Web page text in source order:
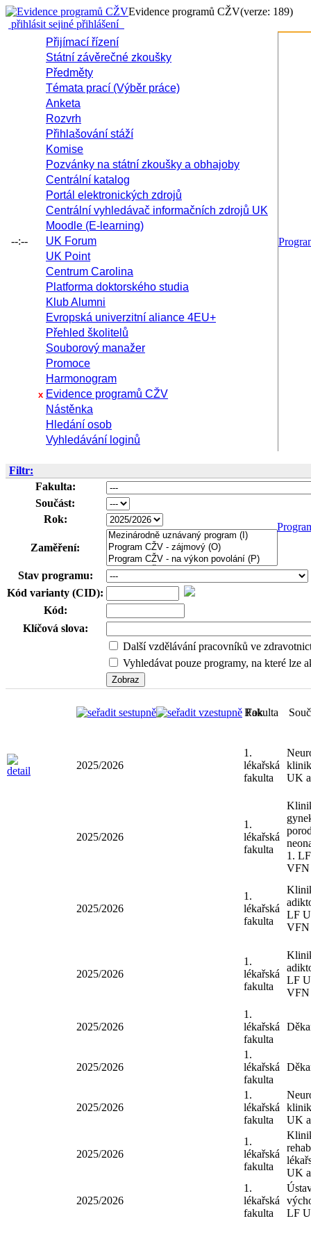
Evidence programů CŽV(verze: 189)
přihlásit sejiné přihlášení
--:--
Přijímací řízení
Státní závěrečné zkoušky
Předměty
Témata prací (Výběr práce)
Anketa
Rozvrh
Přihlašování stáží
Komise
Pozvánky na státní zkoušky a obhajoby
Centrální katalog
Portál elektronických zdrojů
Centrální vyhledávač informačních zdrojů UK
Moodle (E-learning)
UK Forum
UK Point
Centrum Carolina
Platforma doktorského studia
Klub Alumni
Evropská univerzitní aliance 4EU+
Přehled školitelů
Souborový manažer
Promoce
Harmonogram
x Evidence programů CŽV
Nástěnka
Hledání osob
Vyhledávání loginů
Filtr:
Fakulta:
Součást:
Rok:
Zaměření:
Stav programu:
Kód varianty (CID):
Kód:
Klíčová slova:
Další vzdělávání pracovníků ve
Vyhledávat pouze programy, na které lze
Fakulta
1.
UK
1.
1.
1.
fakulta
2025/2026
1.
lékařská
fakulta
1.
fakulta
1.
lékařská
fakulta
UK